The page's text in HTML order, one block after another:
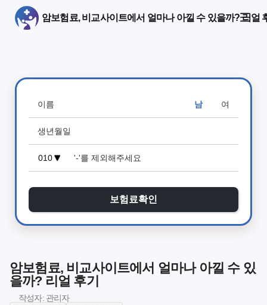
암보험료, 비교사이트에서 얼마나 아낄 수 있을까? 리얼
남 여
보험료확인
암보험료, 비교사이트에서 얼마나 아낄 수 있
을까? 리얼 후기
작성자: 관리자